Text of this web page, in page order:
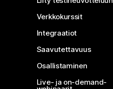
Verkkokurssit
Integraatiot
Saavutettavuus
Osallistaminen
Live- ja on-demand-